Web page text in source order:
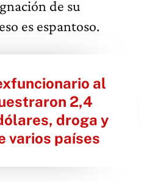
es espantoso.
2,4
droga y
varios países